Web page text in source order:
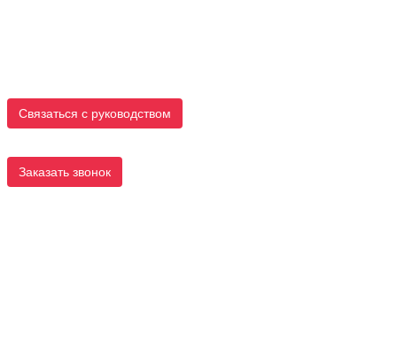
Связаться с руководством
Заказать звонок